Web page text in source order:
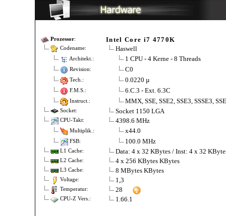
Prozessor: Intel Core i7 4770K
Codename: Haswell
Architekt.: 1 CPU - 4 Kerne - 8 Threads
Revision: C0
Tech.: 0.0220 µ
F.M.S.: 6.C.3 - Ext. 6.3C
Instruct.: MMX, SSE, SSE2, SSE3, SSSE3,
Socket: Socket 1150 LGA
CPU-Takt: 4398.6 MHz
Multiplik.: x44.0
FSB: 100.0 MHz
L1 Cache: Data: 4 x 32 KBytes / Inst: 4 x 32
L2 Cache: 4 x 256 KBytes KBytes
L3 Cache: 8 MBytes KBytes
Voltage: 1,3
Temperatur: 28
CPU-Z Vers.: 1.66.1